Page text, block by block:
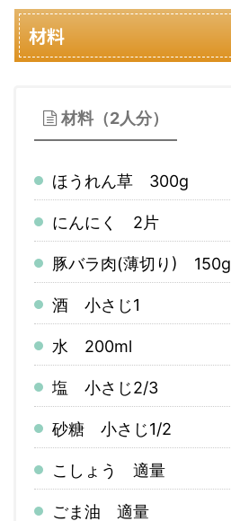
材料
材料（2人分）
ほうれん草 300g
にんにく 2片
豚バラ肉(薄切り) 150g
酒 小さじ1
水 200ml
塩 小さじ2/3
砂糖 小さじ1/2
こしょう 適量
ごま油 適量